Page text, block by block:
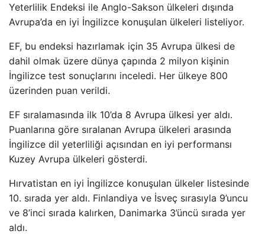
Yeterlilik Endeksi ile Anglo-Sakson ülkeleri dışında
Avrupa’da en iyi İngilizce konuşulan ülkeleri listeliyor.
EF, bu endeksi hazırlamak için 35 Avrupa ülkesi de
dahil olmak üzere dünya çapında 2 milyon kişinin
İngilizce test sonuçlarını inceledi. Her ülkeye 800
üzerinden puan verildi.
EF sıralamasında ilk 10’da 8 Avrupa ülkesi yer aldı.
Puanlarına göre sıralanan Avrupa ülkeleri arasında
İngilizce dil yeterliliği açısından en iyi performansı
Kuzey Avrupa ülkeleri gösterdi.
Hırvatistan en iyi İngilizce konuşulan ülkeler listesinde
10. sırada yer aldı. Finlandiya ve İsveç sırasıyla 9’uncu
ve 8’inci sırada kalırken, Danimarka 3’üncü sırada yer
aldı.